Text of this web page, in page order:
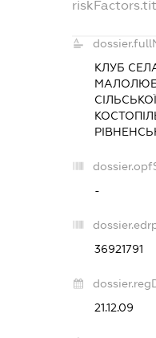
КЛУБ
-
36921791
21.12.09